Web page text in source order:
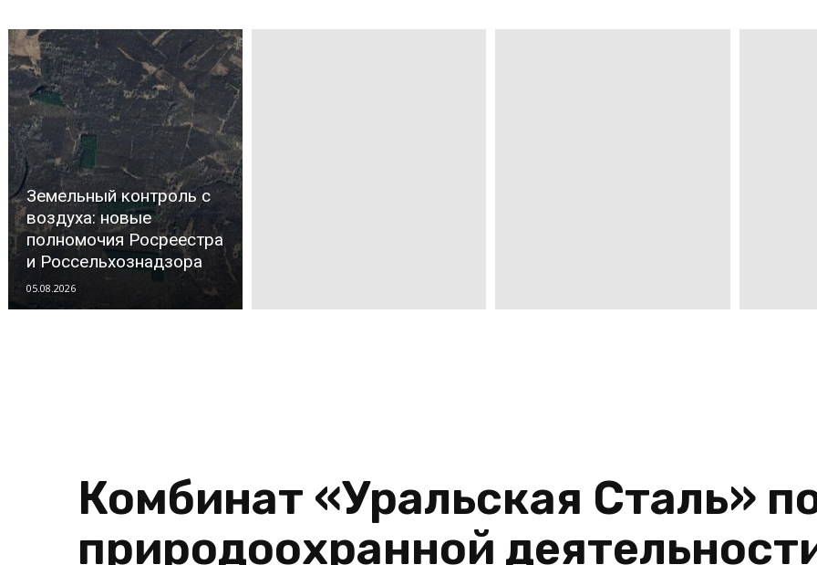
Земельный контроль с
воздуха: новые
полномочия Росреестра
и Россельхознадзора
05.08.2026